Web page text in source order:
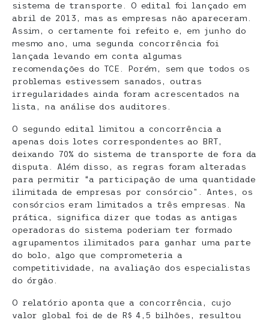
sistema de transporte. O edital foi lançado em
abril de 2013, mas as empresas não apareceram.
Assim, o certamente foi refeito e, em junho do
mesmo ano, uma segunda concorrência foi
lançada levando em conta algumas
recomendações do TCE. Porém, sem que todos os
problemas estivessem sanados, outras
irregularidades ainda foram acrescentados na
lista, na análise dos auditores.
O segundo edital limitou a concorrência a
apenas dois lotes correspondentes ao BRT,
deixando 70% do sistema de transporte de fora da
disputa. Além disso, as regras foram alteradas
para permitir “a participação de uma quantidade
ilimitada de empresas por consórcio”. Antes, os
consórcios eram limitados a três empresas. Na
prática, significa dizer que todas as antigas
operadoras do sistema poderiam ter formado
agrupamentos ilimitados para ganhar uma parte
do bolo, algo que comprometeria a
competitividade, na avaliação dos especialistas
do órgão.
O relatório aponta que a concorrência, cujo
valor global foi de de R$ 4,5 bilhões, resultou